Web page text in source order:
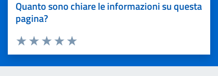
Quanto sono chiare le informazioni su questa
pagina?
Valuta 5 stelle su 5
Valuta 4 stelle su 5
Valuta 3 stelle su 5
Valuta 2 stelle su 5
Valuta 1 stelle su 5